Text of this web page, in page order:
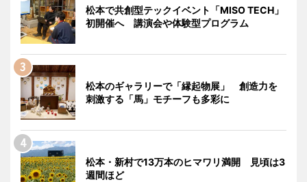
松本で共創型テックイベント「MISO TECH」
初開催へ 講演会や体験型プログラム
松本のギャラリーで「縁起物展」 創造力を
刺激する「馬」モチーフも多彩に
松本・新村で13万本のヒマワリ満開 見頃は3
週間ほど